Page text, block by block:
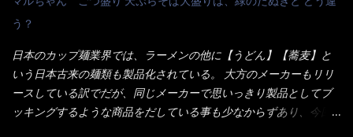
ーポンなんだけどと伝えると、丁寧にタッチパネルで～と教えて
くれたが、何故かタッチパネルがクーポンを受け付けない！！ 店
員さんも、アレー？といいながら私が受け付けますので・・・と
消えていった。 タッチパネルのやつ、安いのは嫌うんだな！？こ
のヤロー！ 待つ事暫し・・・10分は越えたと思うけど・・・出て
来ました。 こちらが本日のサラメシ【ホーリーバジル香る、タイ
う？
日本のカップ麺業界では、ラーメンの他に【うどん】【蕎麦】と
いう日本古来の麺類も製品化されている。 大方のメーカーもリリ
ースしている訳でだが、同じメーカーで思いっきり製品としてブ
ッキングするような商品をだしている事も少なからずあり、今回